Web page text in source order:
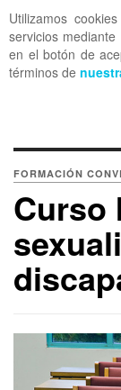
Utilizamos
servicios
en el botón de
términos de
OFF CANVAS
FORMACIÓN
Curso